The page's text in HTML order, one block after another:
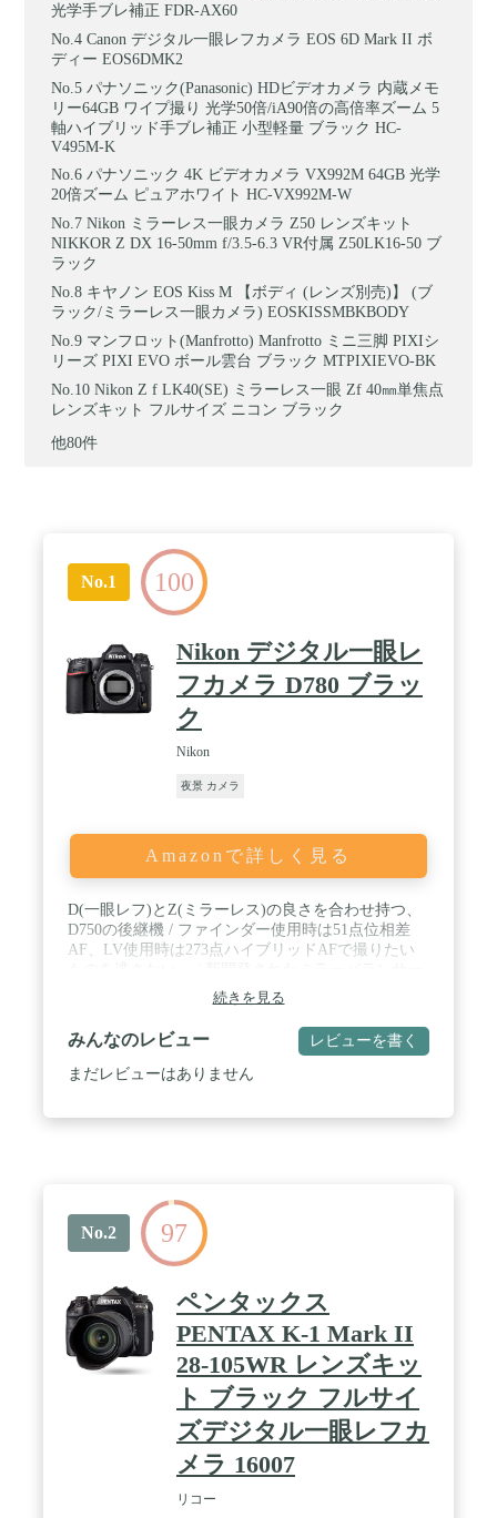
光学手ブレ補正 FDR-AX60
Canon デジタル一眼レフカメラ EOS 6D Mark II ボ
ディー EOS6DMK2
パナソニック(Panasonic) HDビデオカメラ 内蔵メモ
リー64GB ワイプ撮り 光学50倍/iA90倍の高倍率ズーム 5
軸ハイブリッド手ブレ補正 小型軽量 ブラック HC-
V495M-K
パナソニック 4K ビデオカメラ VX992M 64GB 光学
20倍ズーム ピュアホワイト HC-VX992M-W
Nikon ミラーレス一眼カメラ Z50 レンズキット
NIKKOR Z DX 16-50mm f/3.5-6.3 VR付属 Z50LK16-50 ブ
ラック
キヤノン EOS Kiss M 【ボディ (レンズ別売)】 (ブ
ラック/ミラーレス一眼カメラ) EOSKISSMBKBODY
マンフロット(Manfrotto) Manfrotto ミニ三脚 PIXIシ
リーズ PIXI EVO ボール雲台 ブラック MTPIXIEVO-BK
Nikon Z f LK40(SE) ミラーレス一眼 Zf 40㎜単焦点
レンズキット フルサイズ ニコン ブラック
他80件
No.1 100
Nikon デジタル一眼レ
フカメラ D780 ブラッ
ク
Nikon
夜景 カメラ
Amazonで詳しく見る
D(一眼レフ)とZ(ミラーレス)の良さを合わせ持つ、
D750の後継機 / ファインダー使用時は51点位相差
AF、LV使用時は273点ハイブリッドAFで撮りたい
とペンタプリズムで、よりクリアなファインダーを
実現。 / EN-EL15ｂが継続使用可能。省エネ設計に
より、1回の充電で約2,260コマの撮影が可能。 /
Bluetoothを使用したSnap Bridgeにも対応。 / 対応メ
ディア: SD*2枚(UHS - II対応)
続きを見る
みんなのレビュー レビューを書く
まだレビューはありません
No.2 97
ペンタックス
PENTAX K-1 Mark II
28-105WR レンズキッ
ト ブラック フルサイ
ズデジタル一眼レフカ
メラ 16007
リコー